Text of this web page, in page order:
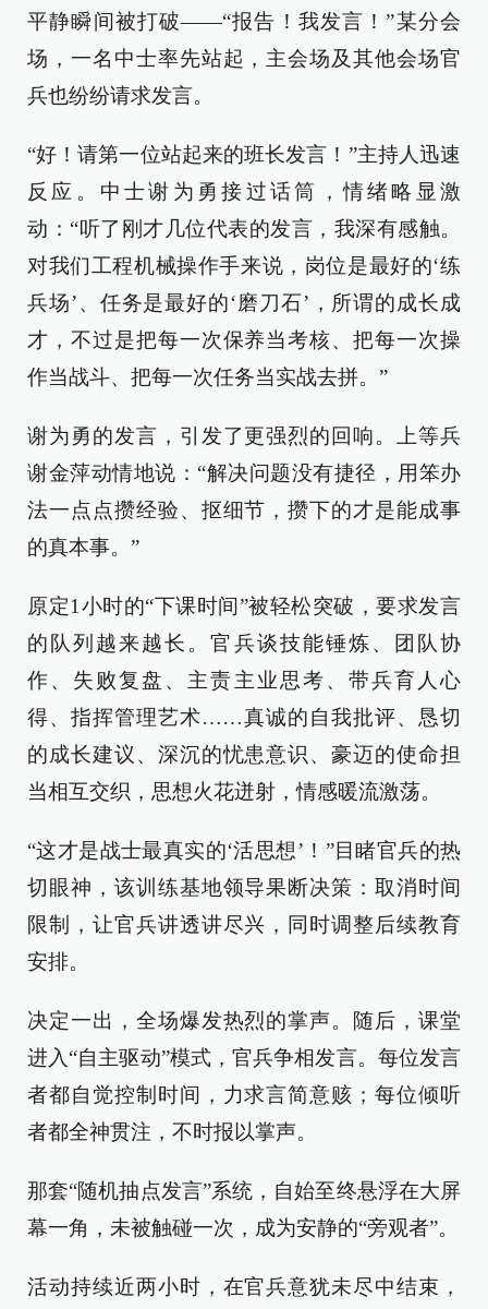
平静瞬间被打破——“报告！我发言！”某分会
场，一名中士率先站起，主会场及其他会场官
兵也纷纷请求发言。
“好！请第一位站起来的班长发言！”主持人迅速
反应。中士谢为勇接过话筒，情绪略显激
动：“听了刚才几位代表的发言，我深有感触。
对我们工程机械操作手来说，岗位是最好的‘练
兵场’、任务是最好的‘磨刀石’，所谓的成长成
才，不过是把每一次保养当考核、把每一次操
作当战斗、把每一次任务当实战去拼。”
谢为勇的发言，引发了更强烈的回响。上等兵
谢金萍动情地说：“解决问题没有捷径，用笨办
法一点点攒经验、抠细节，攒下的才是能成事
的真本事。”
原定1小时的“下课时间”被轻松突破，要求发言
的队列越来越长。官兵谈技能锤炼、团队协
作、失败复盘、主责主业思考、带兵育人心
得、指挥管理艺术……真诚的自我批评、恳切
的成长建议、深沉的忧患意识、豪迈的使命担
当相互交织，思想火花迸射，情感暖流激荡。
“这才是战士最真实的‘活思想’！”目睹官兵的热
切眼神，该训练基地领导果断决策：取消时间
限制，让官兵讲透讲尽兴，同时调整后续教育
安排。
决定一出，全场爆发热烈的掌声。随后，课堂
进入“自主驱动”模式，官兵争相发言。每位发言
者都自觉控制时间，力求言简意赅；每位倾听
者都全神贯注，不时报以掌声。
那套“随机抽点发言”系统，自始至终悬浮在大屏
幕一角，未被触碰一次，成为安静的“旁观者”。
活动持续近两小时，在官兵意犹未尽中结束，